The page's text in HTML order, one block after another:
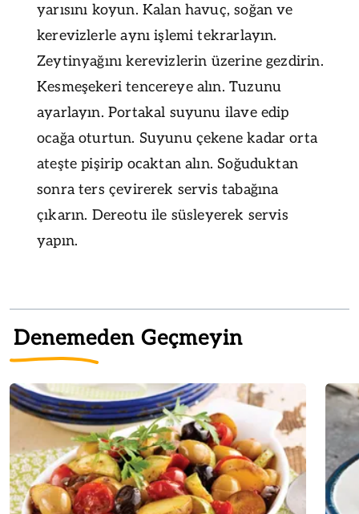
yarısını koyun. Kalan havuç, soğan ve
kerevizlerle aynı işlemi tekrarlayın.
Zeytinyağını kerevizlerin üzerine gezdirin.
Kesmeşekeri tencereye alın. Tuzunu
ayarlayın. Portakal suyunu ilave edip
ocağa oturtun. Suyunu çekene kadar orta
ateşte pişirip ocaktan alın. Soğuduktan
sonra ters çevirerek servis tabağına
çıkarın. Dereotu ile süsleyerek servis
yapın.
Denemeden Geçmeyin